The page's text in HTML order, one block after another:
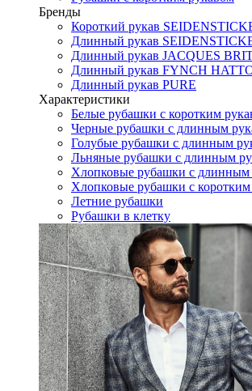
Бренды
Короткий рукав
Длинный рукав
Длинный рукав JAСQUES
Длинный рукав FYNCH
Длинный рукав PURE
Характеристики
Белые рубашки с коротким
Черные рубашки с длинным
Голубые рубашки с длинным
Льняные рубашки с длинным
Хлопковые рубашки с длинным
Хлопковые рубашки с
Летние рубашки
Рубашки в клетку